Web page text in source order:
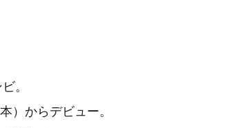
。
）からデビュー。